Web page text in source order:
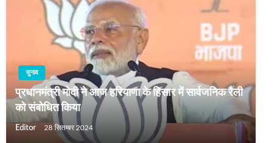
चुनाव
प्रधानमंत्री मोदी ने आज हरियाणा के हिसार में सार्वजनिक रैली
को संबोधित किया
Editor 28 सितम्बर 2024